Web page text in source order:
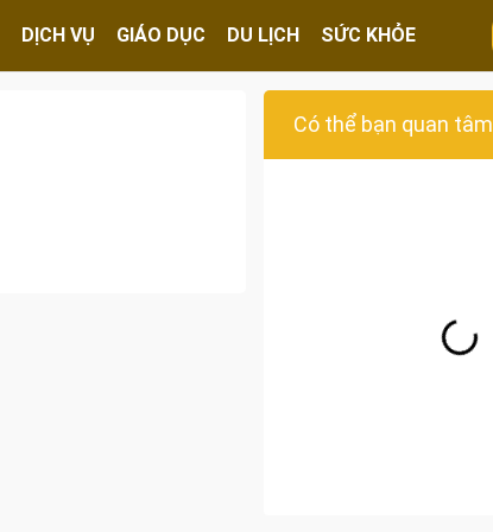
DỊCH VỤ GIÁO DỤC DU LỊCH SỨC KHỎE
Có thể bạn quan tâm